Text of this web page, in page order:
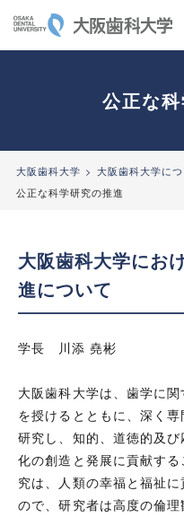
公正な
大阪歯科大学 大阪歯科大学に
公正な科学研究の推進
大阪歯科大学にお
進について
学長 川添 堯彬
大阪歯科大学は、歯学に
を授けるとともに、深く
研究し、知的、道徳的及
化の創造と発展に貢献す
究は、人類の幸福と福祉
ので、研究者は高度の倫